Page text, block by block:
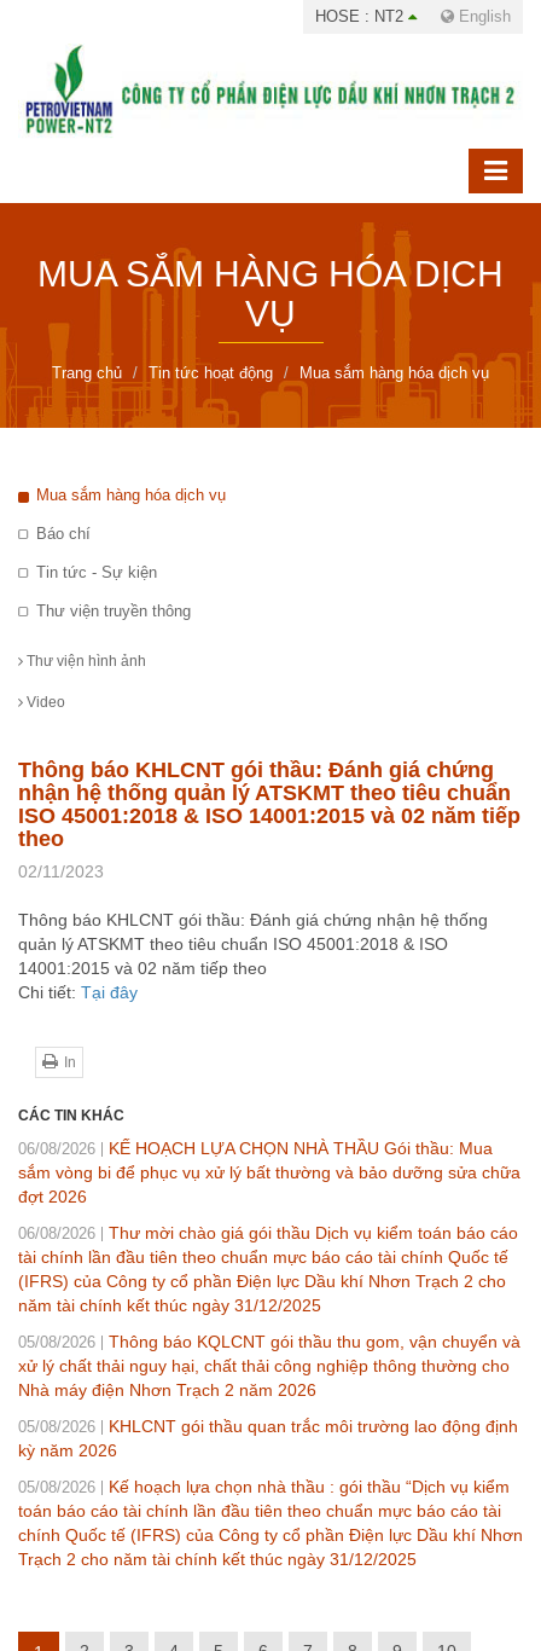
HOSE : NT2 English
MUA SẮM HÀNG HÓA DỊCH
VỤ
Trang chủ Tin tức hoạt động Mua sắm hàng hóa dịch vụ
Mua sắm hàng hóa dịch vụ
Báo chí
Tin tức - Sự kiện
Thư viện truyền thông
Thư viện hình ảnh
Video
Thông báo KHLCNT gói thầu: Đánh giá chứng
nhận hệ thống quản lý ATSKMT theo tiêu chuẩn
ISO 45001:2018 & ISO 14001:2015 và 02 năm tiếp
theo
02/11/2023
Thông báo KHLCNT gói thầu: Đánh giá chứng nhận hệ thống
quản lý ATSKMT theo tiêu chuẩn ISO 45001:2018 & ISO
14001:2015 và 02 năm tiếp theo
Chi tiết: Tại đây
In
CÁC TIN KHÁC
06/08/2026
KẾ HOẠCH LỰA CHỌN NHÀ THẦU Gói thầu: Mua
sắm vòng bi để phục vụ xử lý bất thường và bảo dưỡng sửa chữa
đợt 2026
06/08/2026
Thư mời chào giá gói thầu Dịch vụ kiểm toán báo cáo
tài chính lần đầu tiên theo chuẩn mực báo cáo tài chính Quốc tế
(IFRS) của Công ty cổ phần Điện lực Dầu khí Nhơn Trạch 2 cho
năm tài chính kết thúc ngày 31/12/2025
05/08/2026
Thông báo KQLCNT gói thầu thu gom, vận chuyển và
xử lý chất thải nguy hại, chất thải công nghiệp thông thường cho
Nhà máy điện Nhơn Trạch 2 năm 2026
05/08/2026
KHLCNT gói thầu quan trắc môi trường lao động định
kỳ năm 2026
05/08/2026
Kế hoạch lựa chọn nhà thầu : gói thầu “Dịch vụ kiểm
toán báo cáo tài chính lần đầu tiên theo chuẩn mực báo cáo tài
chính Quốc tế (IFRS) của Công ty cổ phần Điện lực Dầu khí Nhơn
Trạch 2 cho năm tài chính kết thúc ngày 31/12/2025